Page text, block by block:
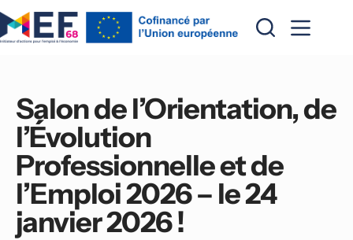
au
contenu
Salon de l’Orientation, de
l’Évolution
Professionnelle et de
l’Emploi 2026 – le 24
janvier 2026 !